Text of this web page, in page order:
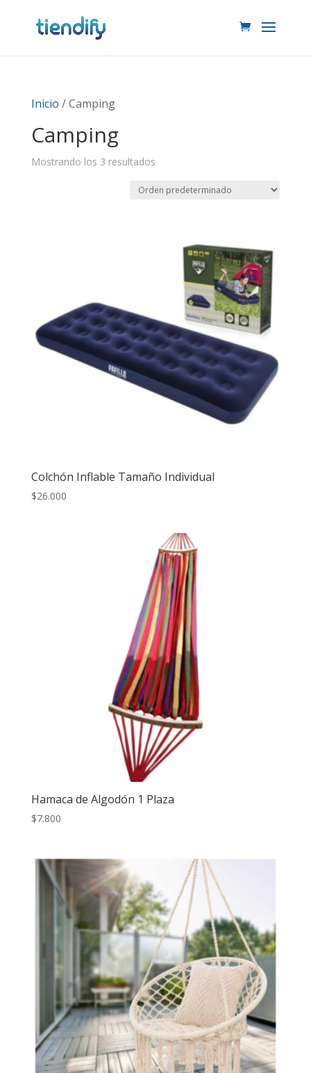
Inicio / Camping
Camping
Mostrando los 3 resultados
Colchón Inflable Tamaño Individual
$26.000
Hamaca de Algodón 1 Plaza
$7.800